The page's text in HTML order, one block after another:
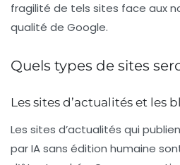
fragilité de tels sites face aux
qualité de Google.
Quels types de sites
Les sites d’actualités et les
Les sites d’actualités qui
par IA sans édition humaine